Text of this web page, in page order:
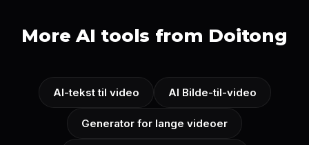
More AI tools from Doitong
AI-tekst til video AI Bilde-til-video
Generator for lange videoer